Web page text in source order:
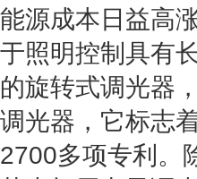
能源成本日益高
于照明控制具有
的旋转式调光器
调光器，它标志
2700多项专利。